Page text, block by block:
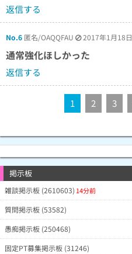
返信する
No.6 匿名/OAQQFAU 2017年1月18日
通常強化ほしかった
返信する
1 2 3
掲示板
雑談掲示板 (2610603) 14分前
質問掲示板 (53582)
愚痴掲示板 (250468)
固定PT募集掲示板 (31246)